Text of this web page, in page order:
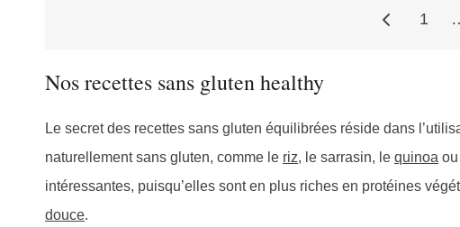
publications
1
Nos recettes sans gluten healthy
Le secret des recettes sans gluten équilibrées réside dans
naturellement sans gluten, comme le riz, le sarrasin, le quinoa
intéressantes, puisqu’elles sont en plus riches en protéines
douce.